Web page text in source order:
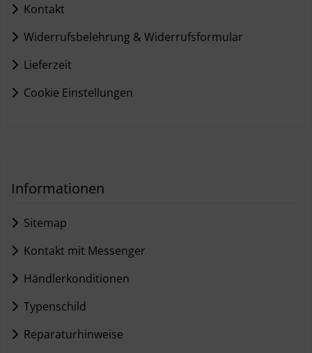
Kontakt
Widerrufsbelehrung & Widerrufsformular
Lieferzeit
Cookie Einstellungen
Informationen
Sitemap
Kontakt mit Messenger
Händlerkonditionen
Typenschild
Reparaturhinweise